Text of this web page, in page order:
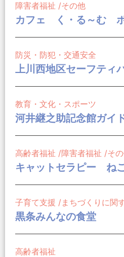
障害者福祉 その他
カフェ く・る～む
防災・防犯・交通安全
上川西地区セーフティ
教育・文化・スポーツ
河井継之助記念館ガイ
高齢者福祉 障害者福祉 そ
キャットセラピー ね
子育て支援 まちづくりに関
黒条みんなの食堂
高齢者福祉